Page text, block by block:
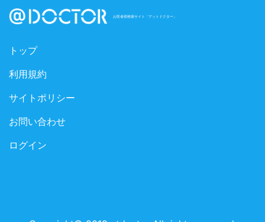
お医者様検索サイト「アットドクター」
トップ
利用規約
サイトポリシー
お問い合わせ
ログイン